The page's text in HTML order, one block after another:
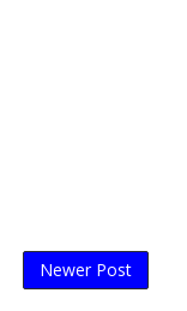
Newer Post